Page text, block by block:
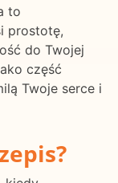
to
prostotę,
do Twojej
część
Twoje serce i